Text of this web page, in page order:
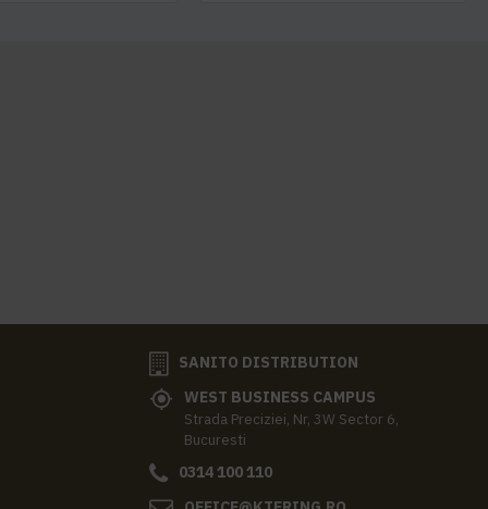
SANITO DISTRIBUTION
WEST BUSINESS CAMPUS
Strada Preciziei, Nr, 3W Sector 6,
Bucuresti
0314 100 110